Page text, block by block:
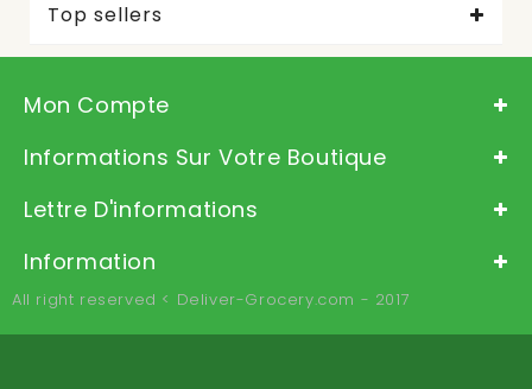
Top sellers
Mon Compte
Informations Sur Votre Boutique
Lettre D'informations
Information
All right reserved < Deliver-Grocery.com - 2017